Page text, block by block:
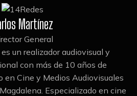
Martínez
General
es un realizador audiovisual y
con más de 10 años de
en Cine y Medios Audiovisuales
Especializado en cine